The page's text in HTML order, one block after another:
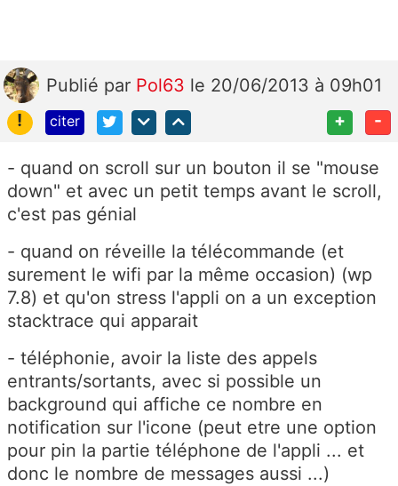
Publié par Pol63 le 20/06/2013 à 09h01
!
citer + -
- quand on scroll sur un bouton il se "mouse
down" et avec un petit temps avant le scroll,
c'est pas génial
- quand on réveille la télécommande (et
surement le wifi par la même occasion) (wp
7.8) et qu'on stress l'appli on a un exception
stacktrace qui apparait
- téléphonie, avoir la liste des appels
entrants/sortants, avec si possible un
background qui affiche ce nombre en
notification sur l'icone (peut etre une option
pour pin la partie téléphone de l'appli ... et
donc le nombre de messages aussi ...)